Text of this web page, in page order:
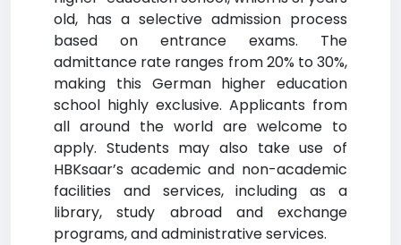
old, has a selective admission process
based on entrance exams. The
admittance rate ranges from 20% to 30%,
making this German higher education
school highly exclusive. Applicants from
all around the world are welcome to
apply. Students may also take use of
HBKsaar’s academic and non-academic
facilities and services, including as a
library, study abroad and exchange
programs, and administrative services.